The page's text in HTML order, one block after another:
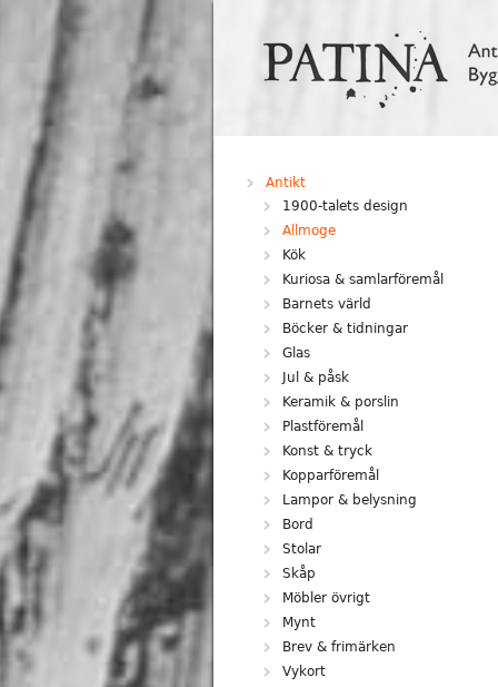
Hoppa till huvudinnehåll
Antikt
1900-talets design
Allmoge
Kök
Kuriosa & samlarföremål
Barnets värld
Böcker & tidningar
Glas
Jul & påsk
Keramik & porslin
Plastföremål
Konst & tryck
Kopparföremål
Lampor & belysning
Bord
Stolar
Skåp
Möbler övrigt
Mynt
Brev & frimärken
Vykort